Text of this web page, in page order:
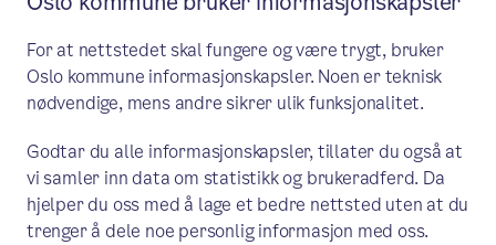
S&P bekrefter Oslos AA+
Stable Outlook-rating
S&P Global Ratings fornyet Oslo
kommunes kredittrating til AA+ Stable
Outlook.
For at nettstedet skal fungere og være trygt, bruker
Oslo kommune informasjonskapsler. Noen er teknisk
nødvendige, mens andre sikrer ulik funksjonalitet.
Godtar du alle informasjonskapsler, tillater du også at
vi samler inn data om statistikk og brukeradferd. Da
hjelper du oss med å lage et bedre nettsted uten at du
trenger å dele noe personlig informasjon med oss.